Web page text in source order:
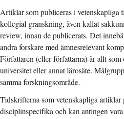
Artiklar som publiceras i vetenskapliga
kollegial granskning, även kallat
review, innan de publicerats. Det
andra forskare med ämnesrelevant
Författaren (eller författarna) är allt
universitet eller annat lärosäte.
samma forskningsområde.
Tidskrifterna som vetenskapliga artiklar
disciplinspecifika och kan antingen